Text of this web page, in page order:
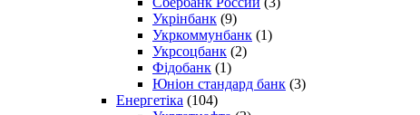
Укрінбанк (9)
Укркоммунбанк (1)
Укрсоцбанк (2)
Фідобанк (1)
Юніон стандард банк (3)
Енергетіка (104)